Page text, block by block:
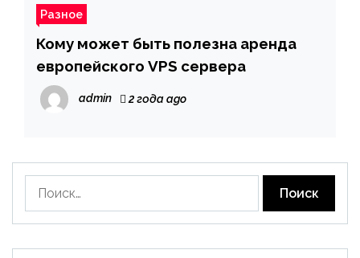
Разное
Кому может быть полезна аренда
европейского VPS сервера
admin 2 года ago